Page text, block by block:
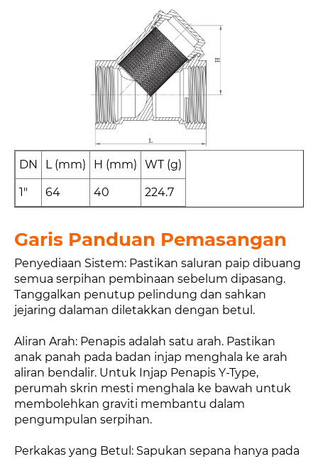
DN L (mm) H (mm) WT (g)
1" 64 40 224.7
Garis Panduan Pemasangan
Penyediaan Sistem: Pastikan saluran paip dibuang
semua serpihan pembinaan sebelum dipasang.
Tanggalkan penutup pelindung dan sahkan
jejaring dalaman diletakkan dengan betul.
Aliran Arah: Penapis adalah satu arah. Pastikan
anak panah pada badan injap menghala ke arah
aliran bendalir. Untuk Injap Penapis Y-Type,
perumah skrin mesti menghala ke bawah untuk
membolehkan graviti membantu dalam
pengumpulan serpihan.
Perkakas yang Betul: Sapukan sepana hanya pada